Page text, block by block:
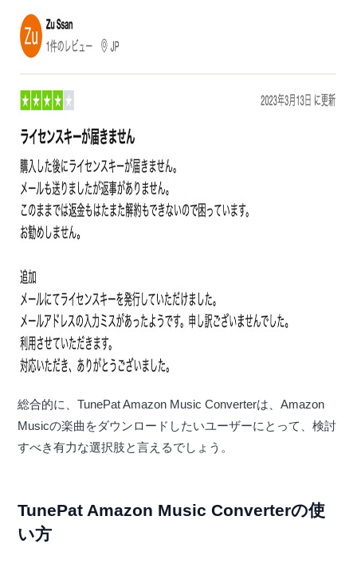
総合的に、TunePat Amazon Music Converterは、Amazon
Musicの楽曲をダウンロードしたいユーザーにとって、検討
すべき有力な選択肢と言えるでしょう。
TunePat Amazon Music Converterの使
い方